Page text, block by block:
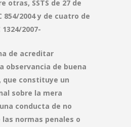
otras, SSTS de 27 de
854/2004 y de cuatro de
1324/2007-
de acreditar
observancia de buena
que constituye un
sobre la mera
conducta de no
normas penales o